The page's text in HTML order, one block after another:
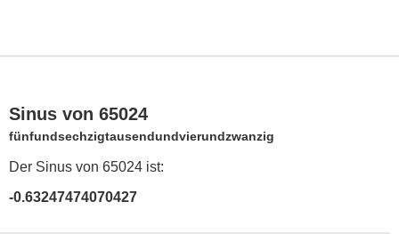
Sinus von 65024
fünfundsechzigtausendundvierundzwanzig
Der Sinus von 65024 ist:
-0.63247474070427